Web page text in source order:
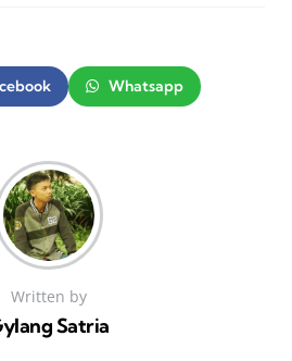
Whatsapp
Written by
Satria